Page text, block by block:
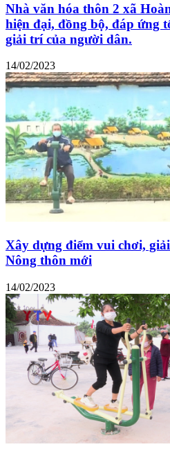
Nhà văn hóa thôn 2 xã
hiện đại, đồng bộ, đáp ứng
giải trí của người dân.
14/02/2023
Xây dựng điểm vui chơi,
Nông thôn mới
14/02/2023